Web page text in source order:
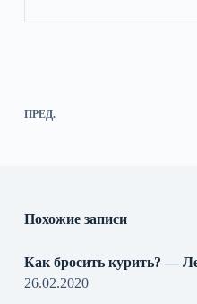
ПРЕД.
Похожие записи
Как бросить курить? —
26.02.2020